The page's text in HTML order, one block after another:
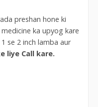
preshan hone ki
ka upyog kare
se 2 inch lamba aur
liye Call kare.